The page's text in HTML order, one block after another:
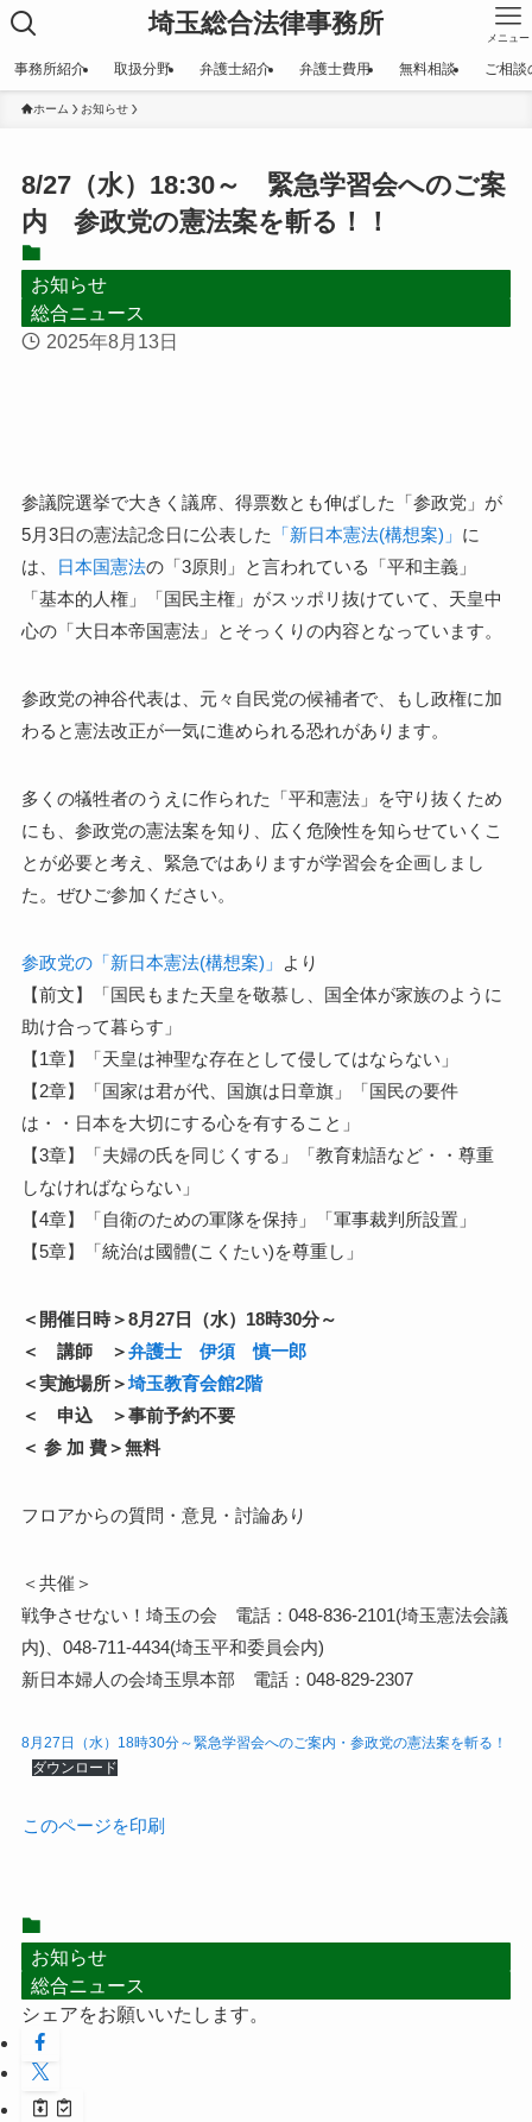
埼玉総合法律事務所 メニュー
事務所紹介 取扱分野 弁護士紹介 弁護士費用 無料相談 ご相談
ホーム お知らせ
8/27（水）18:30～ 緊急学習会へのご案
内 参政党の憲法案を斬る！！
お知らせ
総合ニュース
2025年8月13日
参議院選挙で大きく議席、得票数とも伸ばした「参政党」が
5月3日の憲法記念日に公表した
「新日本憲法(構想案)」 に
は、
日本国憲法の「3原則」と言われている「平和主義」
「基本的人権」「国民主権」がスッポリ抜けていて、天皇中
心の「大日本帝国憲法」とそっくりの内容となっています。
参政党の神谷代表は、元々自民党の候補者で、もし政権に加
わると憲法改正が一気に進められる恐れがあります。
多くの犠牲者のうえに作られた「平和憲法」を守り抜くため
にも、参政党の憲法案を知り、広く危険性を知らせていくこ
とが必要と考え、緊急ではありますが学習会を企画しまし
た。ぜひご参加ください。
参政党の「新日本憲法(構想案)」
より
【前文】「国民もまた天皇を敬慕し、国全体が家族のように
助け合って暮らす」
【1章】「天皇は神聖な存在として侵してはならない」
【2章】「国家は君が代、国旗は日章旗」「国民の要件
は・・日本を大切にする心を有すること」
【3章】「夫婦の氏を同じくする」「教育勅語など・・尊重
しなければならない」
【4章】「自衛のための軍隊を保持」「軍事裁判所設置」
【5章】「統治は國體(こくたい)を尊重し」
＜開催日時＞8月27日（水）18時30分～
＜ 講師 ＞弁護士 伊須 慎一郎
＜実施場所＞埼玉教育会館2階
＜ 申込 ＞事前予約不要
＜ 参 加 費＞無料
フロアからの質問・意見・討論あり
＜共催＞
戦争させない！埼玉の会 電話：048-836-2101(埼玉憲法会議
内)、048-711-4434(埼玉平和委員会内)
新日本婦人の会埼玉県本部 電話：048-829-2307
8月27日（水）18時30分～緊急学習会へのご案内・参政党の憲法案を斬る！
ダウンロード
このページを印刷
お知らせ
総合ニュース
シェアをお願いいたします。